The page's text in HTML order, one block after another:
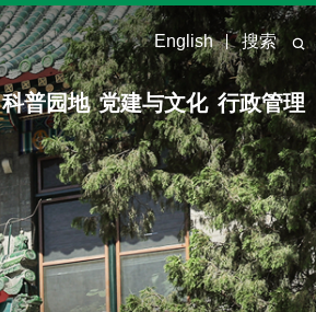
English 搜索
科普园地 党建与文化 行政管理